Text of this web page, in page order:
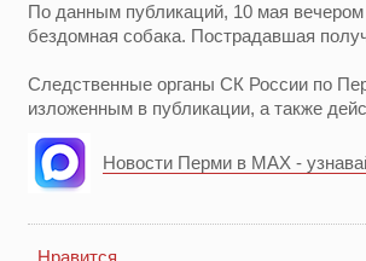
По данным публикаций, 10 мая
бездомная собака. Пострадавшая
Следственные органы СК России по
изложенным в публикации, а также
Новости Перми в MAX -
Нравится